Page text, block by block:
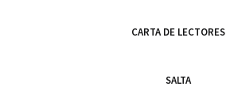
CARTA DE LECTORES
SALTA